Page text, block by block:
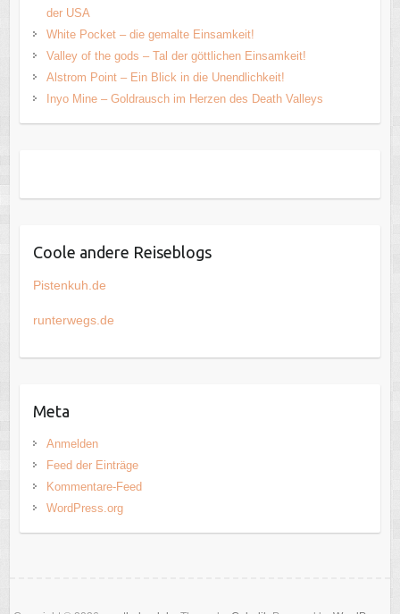
der USA
White Pocket – die gemalte Einsamkeit!
Valley of the gods – Tal der göttlichen Einsamkeit!
Alstrom Point – Ein Blick in die Unendlichkeit!
Inyo Mine – Goldrausch im Herzen des Death Valleys
Coole andere Reiseblogs
Pistenkuh.de
runterwegs.de
Meta
Anmelden
Feed der Einträge
Kommentare-Feed
WordPress.org